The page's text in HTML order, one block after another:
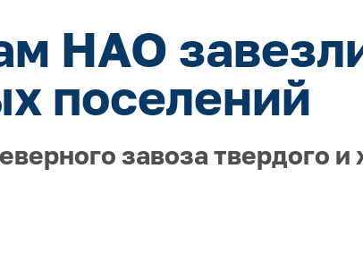
НАО
поселений
завоза твердого и